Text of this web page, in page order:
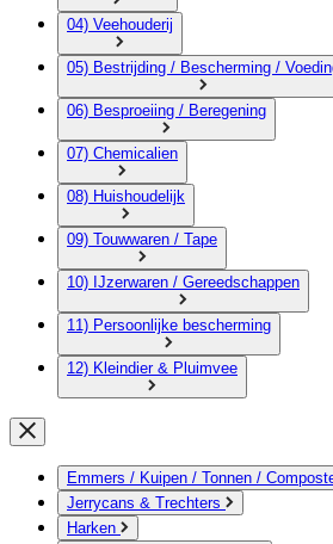
04) Veehouderij
05) Bestrijding / Bescherming /
06) Besproeiing / Beregening
07) Chemicalien
08) Huishoudelijk
09) Touwwaren / Tape
10) IJzerwaren / Gereedschappen
11) Persoonlijke bescherming
12) Kleindier & Pluimvee
Emmers / Kuipen / Tonnen /
Jerrycans & Trechters
Harken